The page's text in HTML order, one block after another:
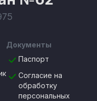
Документы
Паспорт
Согласие на
обработку
персональных